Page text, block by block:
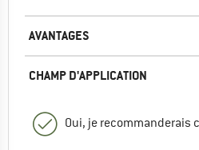
AVANTAGES
CHAMP D'APPLICATION
Oui, je recommanderais